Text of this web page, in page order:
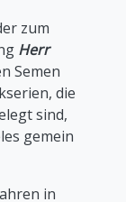
zum
Herr
Semen
die
sind,
gemein
in